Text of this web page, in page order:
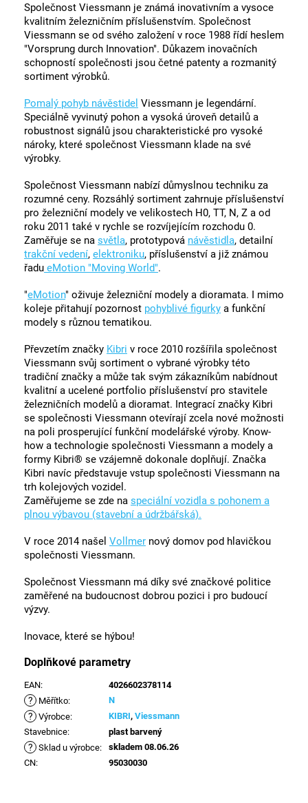
Společnost Viessmann je známá inovativním a vysoce
kvalitním železničním příslušenstvím. Společnost
Viessmann se od svého založení v roce 1988 řídí heslem
"Vorsprung durch Innovation". Důkazem inovačních
schopností společnosti jsou četné patenty a rozmanitý
sortiment výrobků.
Pomalý pohyb návěstidel Viessmann je legendární.
Speciálně vyvinutý pohon a vysoká úroveň detailů a
robustnost signálů jsou charakteristické pro vysoké
nároky, které společnost Viessmann klade na své
výrobky.
Společnost Viessmann nabízí důmyslnou techniku za
rozumné ceny. Rozsáhlý sortiment zahrnuje příslušenství
pro železniční modely ve velikostech H0, TT, N, Z a od
roku 2011 také v rychle se rozvíjejícím rozchodu 0.
Zaměřuje se na světla, prototypová návěstidla, detailní
trakční vedení, elektroniku, příslušenství a již známou
řadu eMotion "Moving World".
"eMotion" oživuje železniční modely a dioramata. I mimo
koleje přitahují pozornost pohyblivé figurky a funkční
modely s různou tematikou.
Převzetím značky Kibri v roce 2010 rozšířila společnost
Viessmann svůj sortiment o vybrané výrobky této
tradiční značky a může tak svým zákazníkům nabídnout
kvalitní a ucelené portfolio příslušenství pro stavitele
železničních modelů a dioramat. Integrací značky Kibri
se společnosti Viessmann otevírají zcela nové možnosti
na poli prosperující funkční modelářské výroby. Know-
how a technologie společnosti Viessmann a modely a
formy Kibri® se vzájemně dokonale doplňují. Značka
Kibri navíc představuje vstup společnosti Viessmann na
trh kolejových vozidel.
Zaměřujeme se zde na speciální vozidla s pohonem a
plnou výbavou (stavební a údržbářská).
V roce 2014 našel Vollmer nový domov pod hlavičkou
společnosti Viessmann.
Společnost Viessmann má díky své značkové politice
zaměřené na budoucnost dobrou pozici i pro budoucí
výzvy.
Inovace, které se hýbou!
Doplňkové parametry
EAN: 4026602378114
? Měřítko: N
? Výrobce: KIBRI, Viessmann
Stavebnice: plast barvený
? Sklad u výrobce:
skladem 08.06.26
CN: 95030030